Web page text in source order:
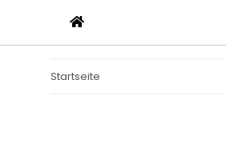
Startseite